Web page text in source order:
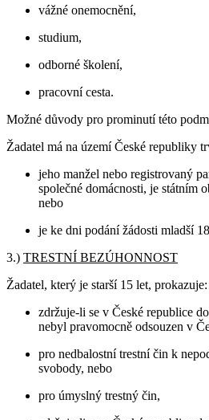
vážné onemocnění,
studium,
odborné školení,
pracovní cesta.
Možné důvody pro prominutí této
Žadatel má na území České republiky
jeho manžel nebo registrovaný
společné domácnosti, je státním
nebo
je ke dni podání žádosti mladší
3.) TRESTNÍ BEZÚHONNOST
Žadatel, který je starší 15 let, prokazuje:
zdržuje-li se v České republice
nebyl pravomocně odsouzen v
pro nedbalostní trestní čin k
svobody, nebo
pro úmyslný trestný čin,